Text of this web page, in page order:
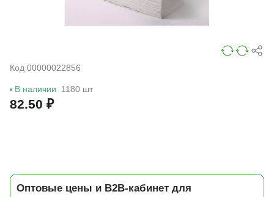
Код 00000022856
В наличии 1180 шт
82.50 ₽
Оптовые цены и B2B-кабинет для